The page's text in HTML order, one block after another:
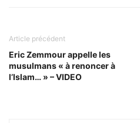
Article précédent
Eric Zemmour appelle les
musulmans « à renoncer à
l’Islam… » – VIDEO